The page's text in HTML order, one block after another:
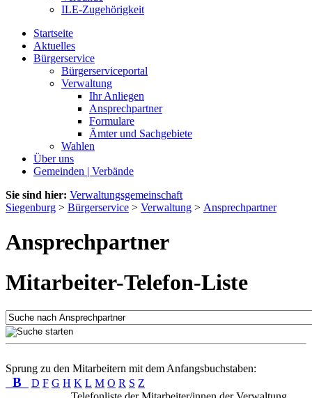
ILE-Zugehörigkeit
Startseite
Aktuelles
Bürgerservice
Bürgerserviceportal
Verwaltung
Ihr Anliegen
Ansprechpartner
Formulare
Ämter und Sachgebiete
Wahlen
Über uns
Gemeinden | Verbände
Sie sind hier: Verwaltungsgemeinschaft
Siegenburg > Bürgerservice > Verwaltung > Ansprechpartner
Ansprechpartner
Mitarbeiter-Telefon-Liste
Sprung zu den Mitarbeitern mit dem Anfangsbuchstaben:
B D F G H K L M O R S Z